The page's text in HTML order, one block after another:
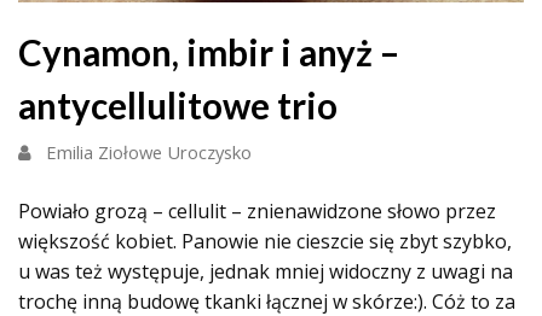
Cynamon, imbir i anyż –
antycellulitowe trio
Emilia Ziołowe Uroczysko
Powiało grozą – cellulit – znienawidzone słowo przez
większość kobiet. Panowie nie cieszcie się zbyt szybko,
u was też występuje, jednak mniej widoczny z uwagi na
trochę inną budowę tkanki łącznej w skórze:). Cóż to za